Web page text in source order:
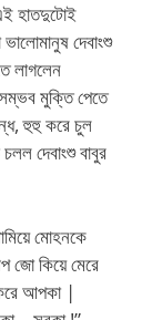
হাতদুটোই
দেবাংশু
লাগলেন
মুক্তি পেতে
হুহু করে চুল
দেবাংশু বাবুর
মোহনকে
জো কিয়ে মেরে
আপকা |